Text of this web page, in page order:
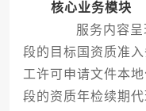
核心业务模块
服务内容呈
段的目标国资质准
工许可申请文件本
段的资质年检续期